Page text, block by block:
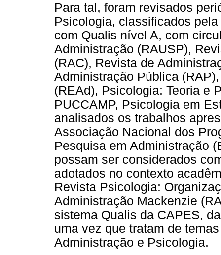
Para tal, foram revisados
Psicologia, classificados
com Qualis nível A, com
Administração (RAUSP),
(RAC), Revista de
Administração Pública
(REAd), Psicologia: Teoria e
PUCCAMP, Psicologia em
analisados os trabalhos
Associação Nacional dos
Pesquisa em Administração
possam ser considerados
adotados no contexto
Revista Psicologia:
Administração Mackenzie
sistema Qualis da CAPES,
uma vez que tratam de
Administração e Psicologia.